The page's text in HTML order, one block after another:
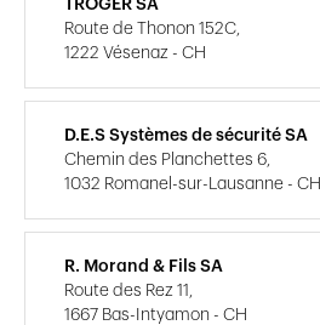
TROGER SA
Route de Thonon 152C,
1222 Vésenaz - CH
D.E.S Systèmes de sécurité SA
Chemin des Planchettes 6,
1032 Romanel-sur-Lausanne - CH
R. Morand & Fils SA
Route des Rez 11,
1667 Bas-Intyamon - CH